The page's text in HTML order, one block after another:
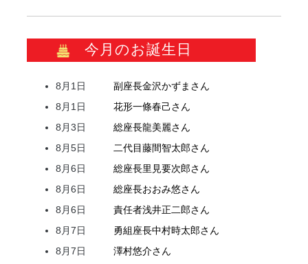
今月のお誕生日
8月1日 副座長金沢かずま さん
8月1日
花形一條春己さん
8月3日
総座長龍美麗さん
8月5日
二代目藤間智太郎さん
8月6日
総座長里見要次郎さん
8月6日
総座長おおみ悠さん
8月6日
責任者浅井正二郎さん
8月7日
勇組座長中村時太郎さん
8月7日
澤村悠介さん